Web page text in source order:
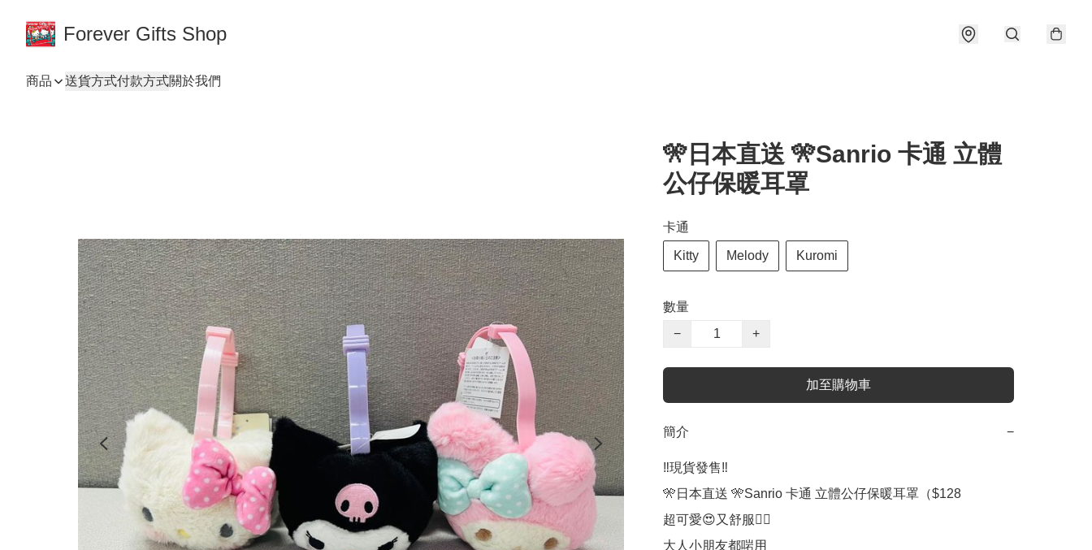
Forever Gifts Shop
商品 送貨方式付款方式關於我們
🎌日本直送 🎌Sanrio 卡通 立體
公仔保暖耳罩
卡通
Kitty Melody Kuromi
數量
−
+
加至購物車
簡介 −
‼️現貨發售‼️
🎌日本直送 🎌Sanrio 卡通 立體公仔保暖耳罩（$128
超可愛😍又舒服👍🏻
大人小朋友都啱用